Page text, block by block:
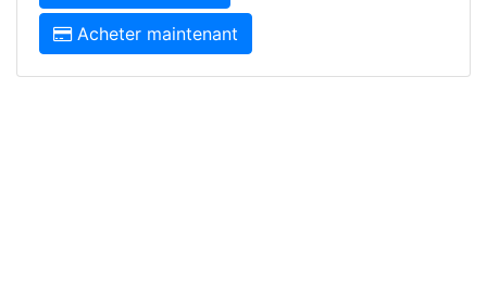
Acheter maintenant